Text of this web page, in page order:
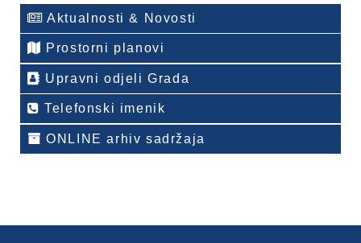
Aktualnosti & Novosti
Prostorni planovi
Upravni odjeli Grada
Telefonski imenik
ONLINE arhiv sadržaja